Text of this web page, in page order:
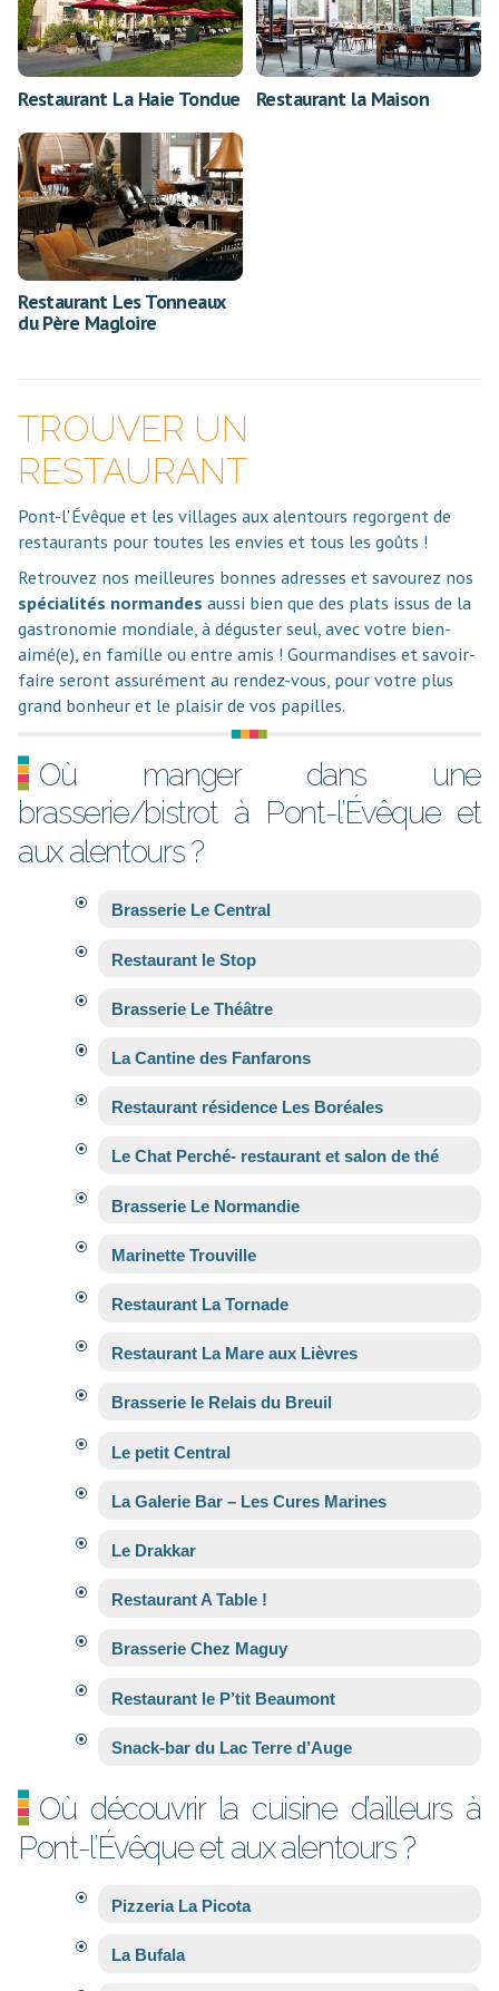
Restaurant La Haie Tondue Restaurant la Maison
Restaurant Les Tonneaux
du Père Magloire
TROUVER UN
RESTAURANT
Pont-l'Évêque et les villages aux alentours regorgent de
restaurants pour toutes les envies et tous les goûts !
Retrouvez nos meilleures bonnes adresses et savourez nos
spécialités normandes aussi bien que des plats issus de la
gastronomie mondiale, à déguster seul, avec votre bien-
aimé(e), en famille ou entre amis ! Gourmandises et savoir-
faire seront assurément au rendez-vous, pour votre plus
grand bonheur et le plaisir de vos papilles.
Où manger dans une
brasserie/bistrot à Pont-l’Évêque et
aux alentours ?
Brasserie Le Central
Restaurant le Stop
Brasserie Le Théâtre
La Cantine des Fanfarons
Restaurant résidence Les Boréales
Le Chat Perché- restaurant et salon de thé
Brasserie Le Normandie
Marinette Trouville
Restaurant La Tornade
Restaurant La Mare aux Lièvres
Brasserie le Relais du Breuil
Le petit Central
La Galerie Bar – Les Cures Marines
Le Drakkar
Restaurant A Table !
Brasserie Chez Maguy
Restaurant le P’tit Beaumont
Snack-bar du Lac Terre d’Auge
Où découvrir la cuisine d’ailleurs à
Pont-l’Évêque et aux alentours ?
Pizzeria La Picota
La Bufala